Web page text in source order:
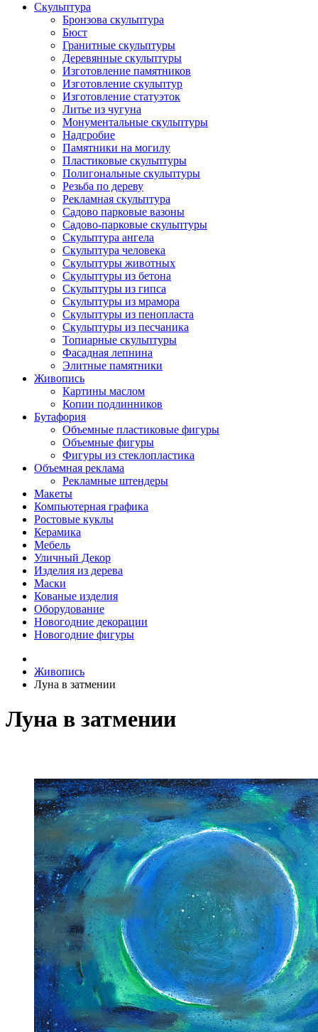
Скульптура
Бронзова скульптура
Бюст
Гранитные скульптуры
Деревянные скульптуры
Изготовление памятников
Изготовление скульптур
Изготовление статуэток
Литье из чугуна
Монументальные скульптуры
Надгробие
Памятники на могилу
Пластиковые скульптуры
Полигональные скульптуры
Резьба по дереву
Рекламная скульптура
Садово парковые вазоны
Садово-парковые скульптуры
Скульптура ангела
Скульптура человека
Скульптуры животных
Скульптуры из бетона
Скульптуры из гипса
Скульптуры из мрамора
Скульптуры из пенопласта
Скульптуры из песчаника
Топиарные скульптуры
Фасадная лепнина
Элитные памятники
Живопись
Картины маслом
Копии подлинников
Бутафория
Объемные пластиковые фигуры
Объемные фигуры
Фигуры из стеклопластика
Объемная реклама
Рекламные штендеры
Макеты
Компьютерная графика
Ростовые куклы
Керамика
Мебель
Уличный Декор
Изделия из дерева
Маски
Кованые изделия
Оборудование
Новогодние декорации
Новогодние фигуры
Живопись
Луна в затмении
Луна в затмении